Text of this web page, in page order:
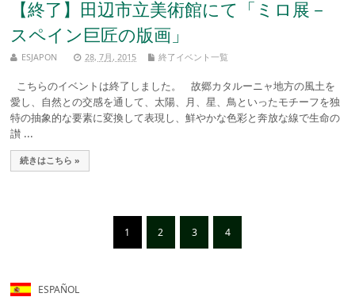
【終了】田辺市立美術館にて「ミロ展－
スペイン巨匠の版画」
ESJAPON 28, 7月, 2015 終了イベント一覧
こちらのイベントは終了しました。 故郷カタルーニャ地方の風土を
愛し、自然との交感を通して、太陽、月、星、鳥といったモチーフを独
特の抽象的な要素に変換して表現し、鮮やかな色彩と奔放な線で生命の
讃 ...
続きはこちら »
1 2 3 4
ESPAÑOL